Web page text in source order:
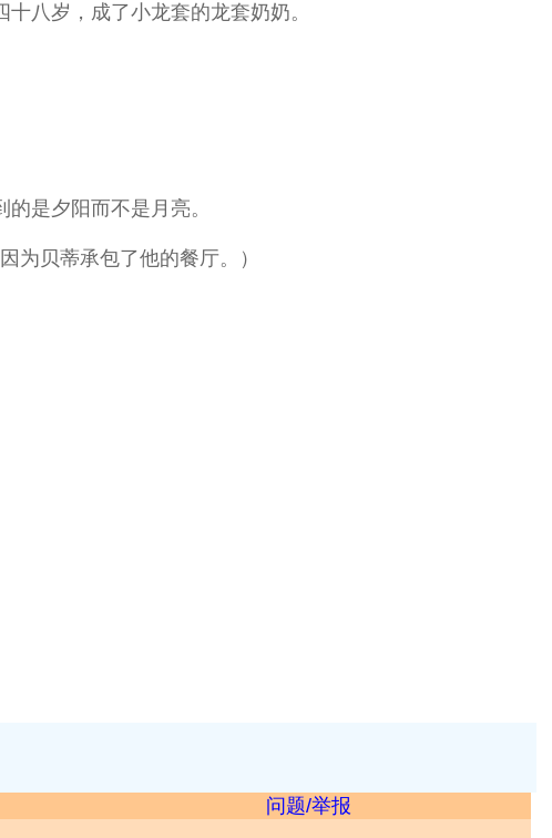
八岁，成了小龙套的龙套奶奶。
是夕阳而不是月亮。
为贝蒂承包了他的餐厅。）
问题/举报